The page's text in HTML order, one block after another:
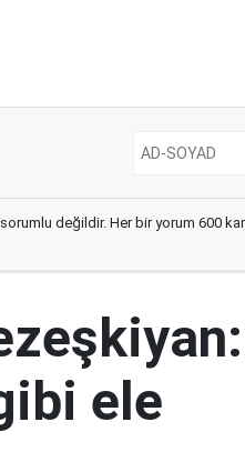
değildir. Her bir yorum 600
ele